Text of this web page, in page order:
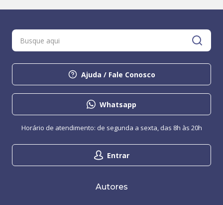
Ajuda / Fale Conosco
Whatsapp
Entrar
Horário de atendimento: de segunda a sexta, das 8h às 20h
Autores